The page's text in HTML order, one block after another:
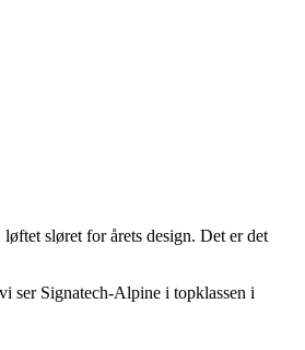
sløret for årets design. Det er det
ser Signatech-Alpine i topklassen i